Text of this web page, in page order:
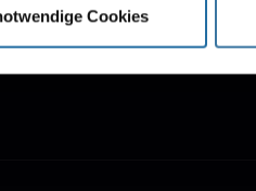
Cookies
in Berlin! musical.berlin
und „Tipi am